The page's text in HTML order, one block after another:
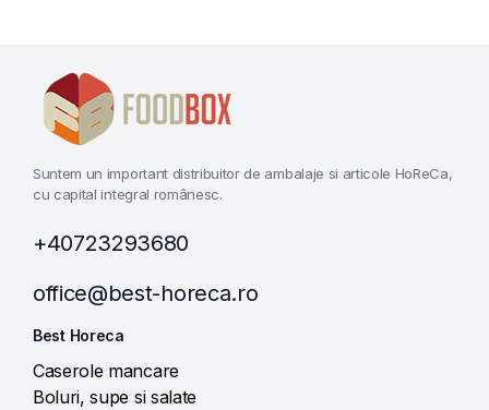
Suntem un important distribuitor de ambalaje si articole HoReCa,
cu capital integral românesc.
+40723293680
office@best-horeca.ro
Best Horeca
Caserole mancare
Boluri, supe si salate